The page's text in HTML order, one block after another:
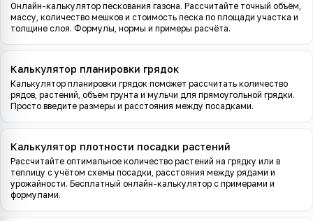
Онлайн-калькулятор пескования газона. Рассчитайте точный объём,
массу, количество мешков и стоимость песка по площади участка и
толщине слоя. Формулы, нормы и примеры расчёта.
Калькулятор планировки грядок
Калькулятор планировки грядок поможет рассчитать количество
рядов, растений, объём грунта и мульчи для прямоугольной грядки.
Просто введите размеры и расстояния между посадками.
Калькулятор плотности посадки растений
Рассчитайте оптимальное количество растений на грядку или в
теплицу с учётом схемы посадки, расстояния между рядами и
урожайности. Бесплатный онлайн-калькулятор с примерами и
формулами.